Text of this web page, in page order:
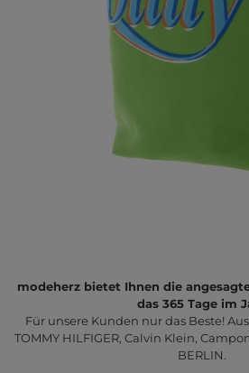
modeherz bietet Ihnen die
das 365 Tage im
Für unsere Kunden nur das Beste!
TOMMY HILFIGER, Calvin Klein,
BERLIN.